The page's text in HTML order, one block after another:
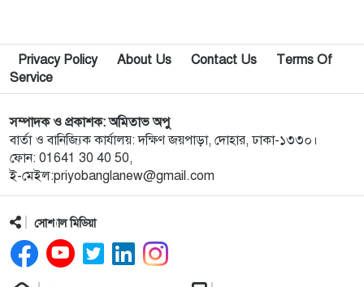
পপুলার লাইফ ইন্স্যুরেন্স পিএলসির নবাবগঞ্জ অঞ্চলে বার্ষিক
সম্মেলন ও চেক হস্তান্তর
৯
আবু সাঈদ হত্যা মামলা: বেরোবি’র সাবেক ভিসি হাসিবুর
রশীদকে কারাগারে প্রেরণ
১০
দোহারের চৈতাবাতরে মাদকবিরোধী সভা অনুষ্ঠিত
১১
সভা
১২
Privacy Policy About Us Contact Us
Terms Of
Service
সম্পাদক ও প্রকাশক: অমিতাভ অপু
বার্তা ও বানিজ্যিক কার্যালয়: দক্ষিণ জয়পাড়া, দোহার, ঢাকা-১৩৩০।
ফোন: 01641 30 40 50,
ই-মেইল:priyobanglanew@gmail.com
সোশ্যাল মিডিয়া